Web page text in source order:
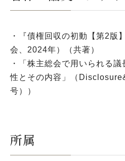
・『債権回収の初動【第2版
会、2024年）（共著）
・「株主総会で用いられる
性とその内容」（
号））
所属